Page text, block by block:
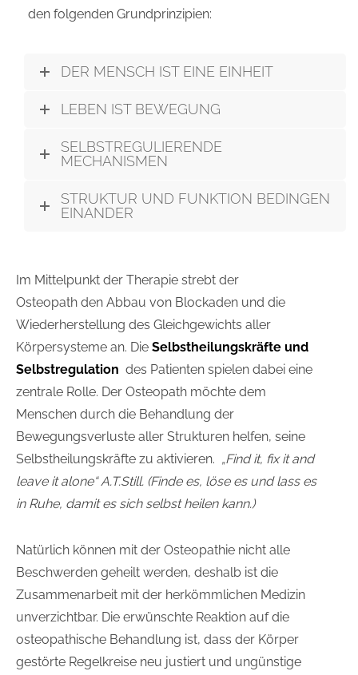
den folgenden Grundprinzipien:
DER MENSCH IST EINE EINHEIT
LEBEN IST BEWEGUNG
SELBSTREGULIERENDE
MECHANISMEN
STRUKTUR UND FUNKTION BEDINGEN
EINANDER
Im Mittelpunkt der Therapie strebt der
Osteopath den Abbau von Blockaden und die
Wiederherstellung des Gleichgewichts aller
Körpersysteme an. Die Selbstheilungskräfte und
Selbstregulation des Patienten spielen dabei eine
zentrale Rolle. Der Osteopath möchte dem
Menschen durch die Behandlung der
Bewegungsverluste aller Strukturen helfen, seine
Selbstheilungskräfte zu aktivieren. „Find it, fix it and
leave it alone“ A.T.Still. (Finde es, löse es und lass es
in Ruhe, damit es sich selbst heilen kann.)
Natürlich können mit der Osteopathie nicht alle
Beschwerden geheilt werden, deshalb ist die
Zusammenarbeit mit der herkömmlichen Medizin
unverzichtbar. Die erwünschte Reaktion auf die
osteopathische Behandlung ist, dass der Körper
gestörte Regelkreise neu justiert und ungünstige